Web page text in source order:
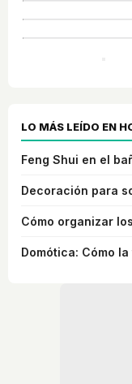
LO MÁS LEÍDO EN
Feng Shui en el
Decoración para
Cómo organizar
Domótica: Cómo